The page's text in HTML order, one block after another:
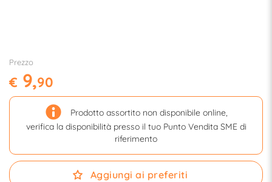
Prezzo
€ 9,90
Prodotto assortito non disponibile online,
verifica la disponibilità presso il tuo Punto Vendita SME di
riferimento
Aggiungi ai preferiti